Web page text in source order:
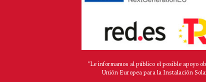
"Le informamos al público el posible apoyo
Unión Europea para la Instalación